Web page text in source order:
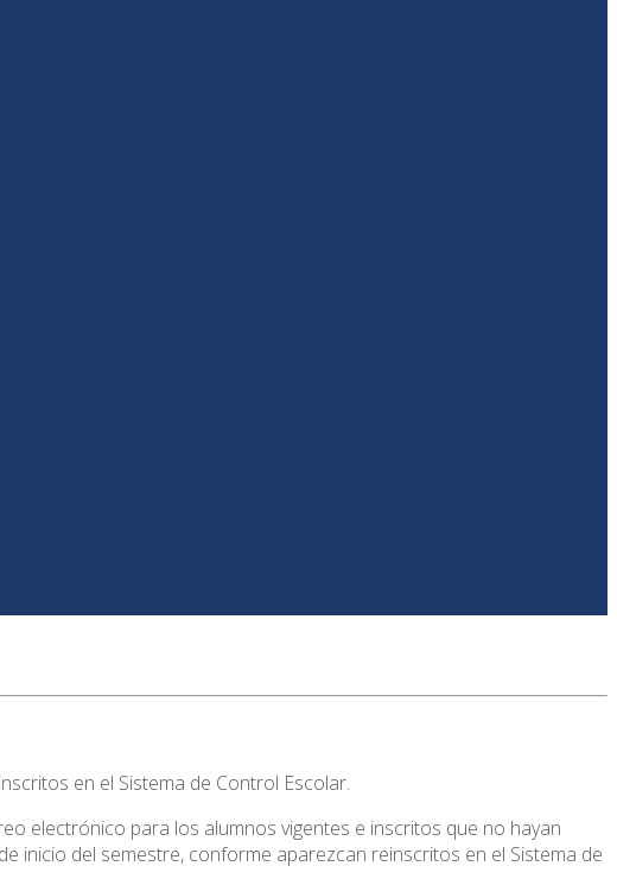
en el Sistema de Control Escolar.
electrónico para los alumnos vigentes e inscritos que no hayan
inicio del semestre, conforme aparezcan reinscritos en el Sistema de